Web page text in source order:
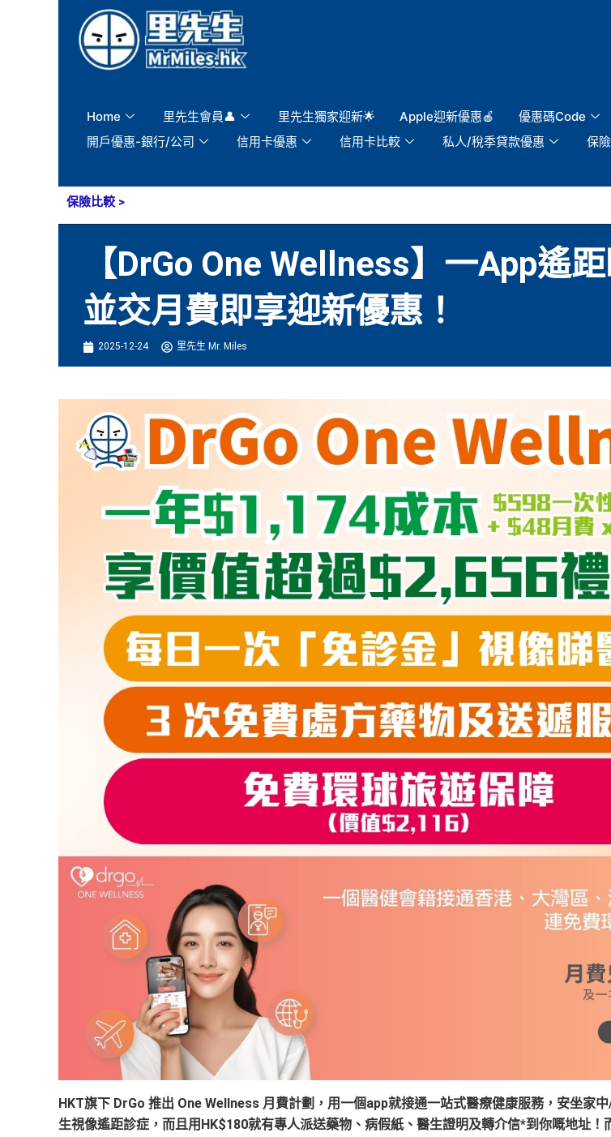
Home 里先生會員👤 里先生獨家迎新🌟 Apple迎新優惠🍎 優惠碼Code
開戶優惠-銀行/公司
信用卡優惠 信用卡比較 私人/稅季貸款優惠 保
保險比較 >
【DrGo One Wellness】一App遙
並交月費即享迎新優惠！
2025-12-24 里先生 Mr. Miles
HKT旗下 DrGo 推出 One Wellness 月費計劃，用一個app就接通一站式醫療健康服務，安坐家中
生視像遙距診症， 而且用 HK$180就有專人派送藥物、病假紙、醫生證明及轉介信*到你嘅地址！